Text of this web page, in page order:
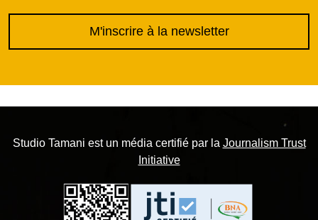
M'inscrire à la newsletter
Studio Tamani est un média certifié par la Journalism Trust
Initiative